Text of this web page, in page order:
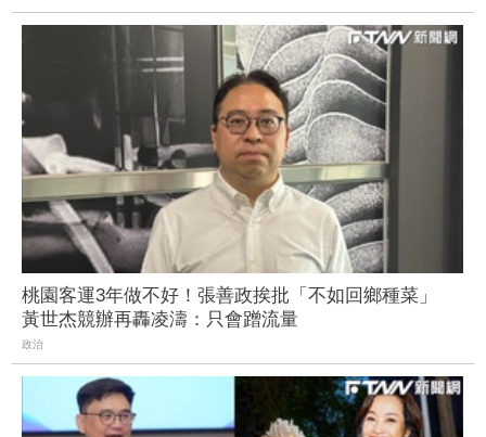
桃園客運3年做不好！張善政挨批「不如回鄉種菜」
黃世杰競辦再轟凌濤：只會蹭流量
政治